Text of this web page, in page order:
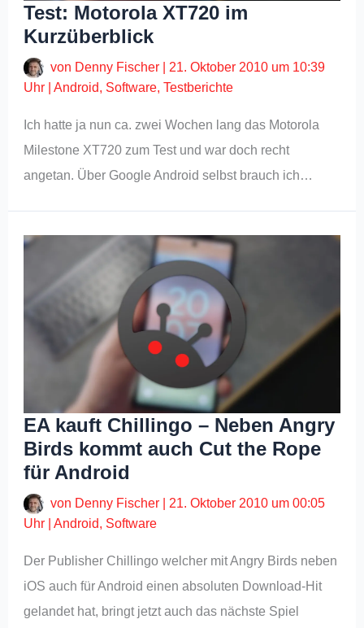
Test: Motorola XT720 im
Kurzüberblick
von Denny Fischer
21. Oktober 2010 um 10:39
Uhr |Android, Software,Testberichte
Ich hatte ja nun ca. zwei Wochen lang das Motorola
Milestone XT720 zum Test und war doch recht
angetan. Über Google Android selbst brauch ich…
EA kauft Chillingo – Neben Angry
Birds kommt auch Cut the Rope
für Android
von Denny Fischer
21. Oktober 2010 um 00:05
Uhr |Android, Software
Der Publisher Chillingo welcher mit Angry Birds neben
iOS auch für Android einen absoluten Download-Hit
gelandet hat, bringt jetzt auch das nächste Spiel